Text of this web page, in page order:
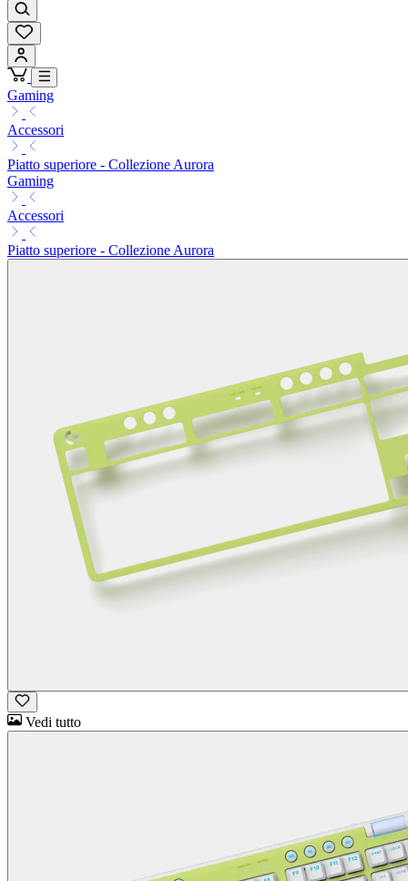
Gaming
Accessori
Piatto superiore - Collezione Aurora
Gaming
Accessori
Piatto superiore - Collezione Aurora
Vedi tutto